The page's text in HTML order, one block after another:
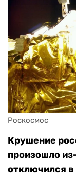
Роскосмос
Крушение
произошло
отключился